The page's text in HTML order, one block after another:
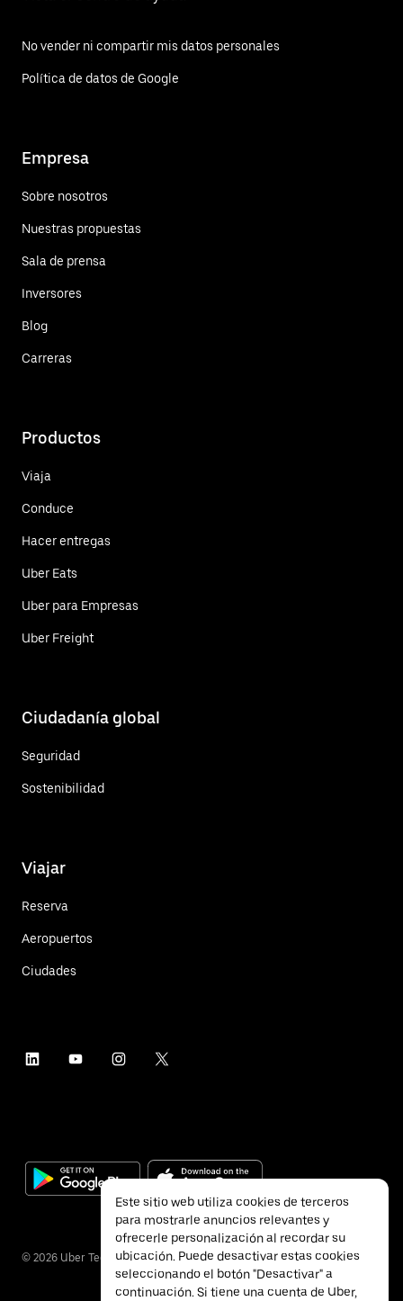
No vender ni compartir mis datos personales
Política de datos de Google
Empresa
Sobre nosotros
Nuestras propuestas
Sala de prensa
Inversores
Blog
Carreras
Productos
Viaja
Conduce
Hacer entregas
Uber Eats
Uber para Empresas
Uber Freight
Ciudadanía global
Seguridad
Sostenibilidad
Viajar
Reserva
Aeropuertos
Ciudades
© 2026 Uber Technologies Inc.
Este sitio web utiliza cookies de terceros
para mostrarle anuncios relevantes y
ofrecerle personalización al recordar su
ubicación. Puede desactivar estas cookies
seleccionando el botón "Desactivar" a
continuación. Si tiene una cuenta de Uber,